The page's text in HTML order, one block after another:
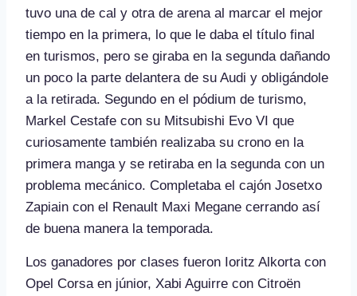
tuvo una de cal y otra de arena al marcar el mejor
tiempo en la primera, lo que le daba el título final
en turismos, pero se giraba en la segunda dañando
un poco la parte delantera de su Audi y obligándole
a la retirada. Segundo en el pódium de turismo,
Markel Cestafe con su Mitsubishi Evo VI que
curiosamente también realizaba su crono en la
primera manga y se retiraba en la segunda con un
problema mecánico. Completaba el cajón Josetxo
Zapiain con el Renault Maxi Megane cerrando así
de buena manera la temporada.
Los ganadores por clases fueron Ioritz Alkorta con
Opel Corsa en júnior, Xabi Aguirre con Citroën